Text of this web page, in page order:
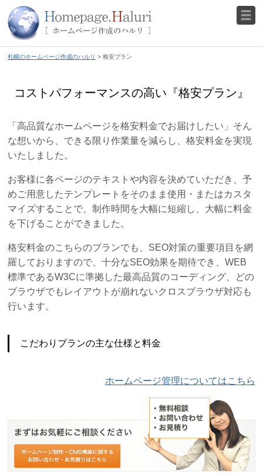
札幌のホームページ作成のハルリ > 格安プラン
コストパフォーマンスの高い『格安プラン』
「高品質なホームページを格安料金でお届けしたい」そん
な想いから、できる限り作業量を減らし、格安料金を実現
いたしました。
お客様に各ページのテキストや内容を決めていただき、予
めご用意したテンプレートをそのまま使用・またはカスタ
マイズすることで、制作時間を大幅に短縮し、大幅に料金
を下げることができました。
格安料金のこちらのプランでも、SEO対策の重要項目を網
羅しておりますので、十分なSEO効果を期待でき、WEB
標準であるW3Cに準拠した最高品質のコーディング、どの
ブラウザでもレイアウトが崩れないクロスブラウザ対応も
行います。
こだわりプランの主な仕様と料金
ホームページ管理についてはこちら